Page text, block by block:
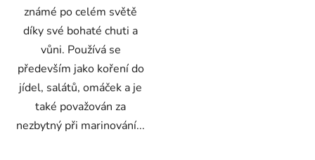
známé po celém světě
díky své bohaté chuti a
vůni. Používá se
především jako koření do
jídel, salátů, omáček a je
také považován za
nezbytný při marinování...